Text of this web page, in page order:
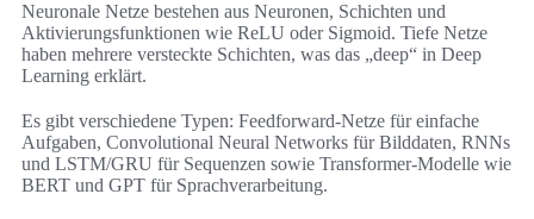
Neuronale Netze bestehen aus Neuronen, Schichten und
Aktivierungsfunktionen wie ReLU oder Sigmoid. Tiefe Netze
haben mehrere versteckte Schichten, was das „deep“ in Deep
Learning erklärt.
Es gibt verschiedene Typen: Feedforward-Netze für einfache
Aufgaben, Convolutional Neural Networks für Bilddaten, RNNs
und LSTM/GRU für Sequenzen sowie Transformer-Modelle wie
BERT und GPT für Sprachverarbeitung.